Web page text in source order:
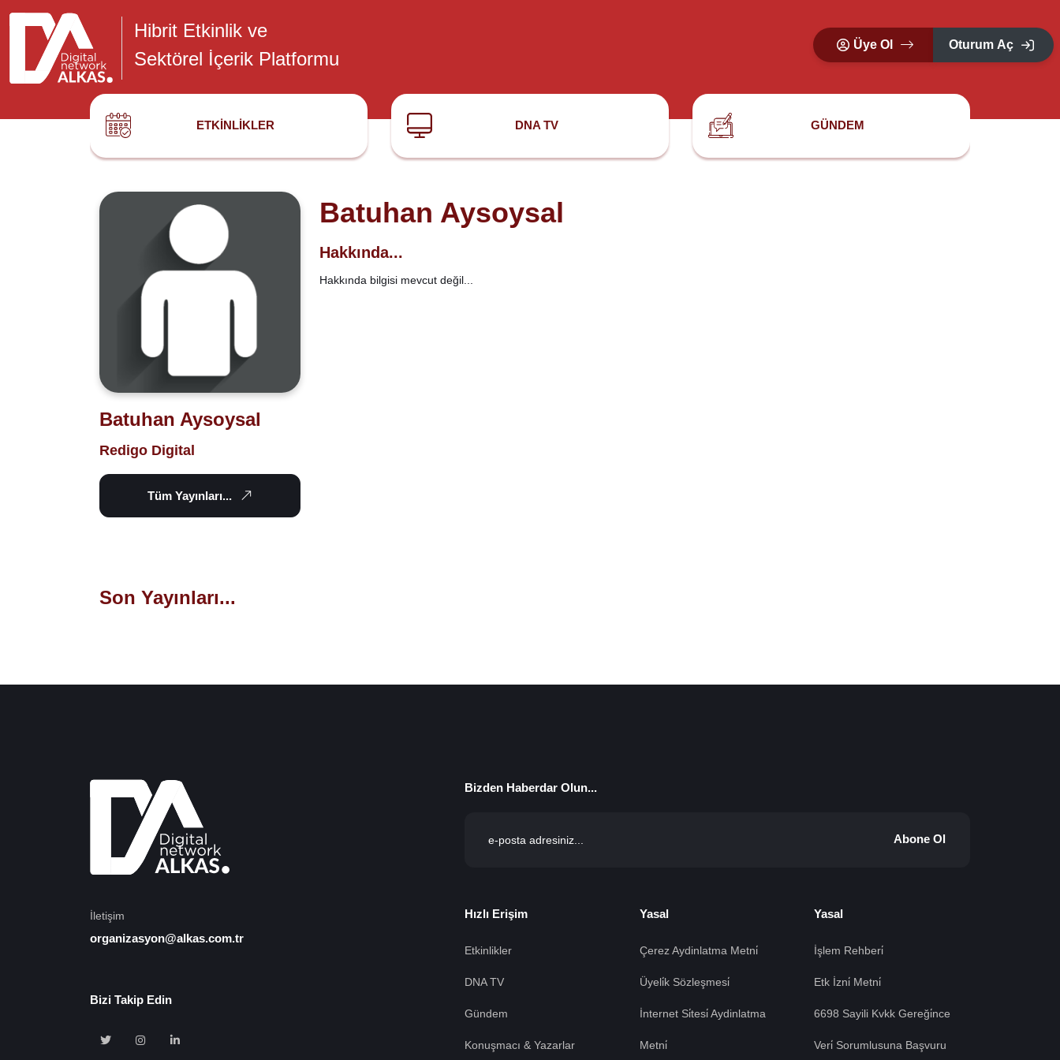
Hibrit Etkinlik ve
Sektörel İçerik Platformu
Üye Ol Oturum Aç
ETKINLIKLER DNA TV GÜNDEM
Batuhan Aysoysal
Redigo Digital
Tüm Yayınları...
Batuhan Aysoysal
Hakkında...
Hakkında bilgisi mevcut değil...
Son Yayınları...
İletişim
organizasyon@alkas.com.tr
Bizi Takip Edin
Bizden Haberdar Olun...
Abone Ol
Hızlı Erişim
Etkinlikler
DNA TV
Gündem
Konuşmacı & Yazarlar
Yasal
Çerez Aydinlatma Metni̇
Üyeli̇k Sözleşmesi̇
İnternet Si̇tesi̇ Aydinlatma
Metni̇
Yasal
İşlem Rehberi̇
Etk İzni̇ Metni̇
6698 Sayili Kvkk Gereği̇nce
Veri̇ Sorumlusuna Başvuru